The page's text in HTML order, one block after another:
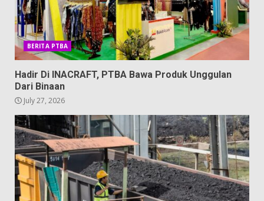
BERITA PTBA
Hadir Di INACRAFT, PTBA Bawa Produk Unggulan
Dari Binaan
July 27, 2026